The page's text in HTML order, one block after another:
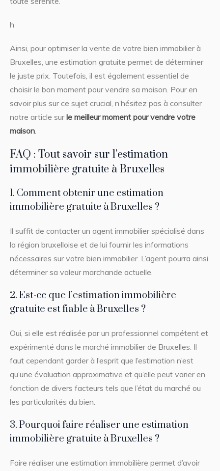
h
Ainsi, pour optimiser la vente de votre bien immobilier à
Bruxelles, une estimation gratuite permet de déterminer
le juste prix. Toutefois, il est également essentiel de
choisir le bon moment pour vendre sa maison. Pour en
savoir plus sur ce sujet crucial, n’hésitez pas à consulter
notre article surle meilleur moment pour vendre votre
maison.
FAQ : Tout savoir sur l’estimation
immobilière gratuite à Bruxelles
1. Comment obtenir une estimation
immobilière gratuite à Bruxelles ?
Il suffit de contacter un agent immobilier spécialisé dans
la région bruxelloise et de lui fournir les informations
nécessaires sur votre bien immobilier. L’agent pourra ainsi
déterminer sa valeur marchande actuelle.
2. Est-ce que l’estimation immobilière
gratuite est fiable à Bruxelles ?
Oui, si elle est réalisée par un professionnel compétent et
expérimenté dans le marché immobilier de Bruxelles. Il
faut cependant garder à l’esprit que l’estimation n’est
qu’une évaluation approximative et qu’elle peut varier en
fonction de divers facteurs tels que l’état du marché ou
les particularités du bien.
3. Pourquoi faire réaliser une estimation
immobilière gratuite à Bruxelles ?
Faire réaliser une estimation immobilière permet d’avoir